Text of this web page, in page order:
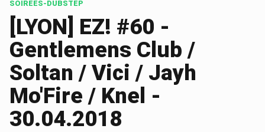
SOIREES-DUBSTEP
[LYON] EZ! #60 -
Gentlemens Club /
Soltan / Vici / Jayh
Mo'Fire / Knel -
30.04.2018